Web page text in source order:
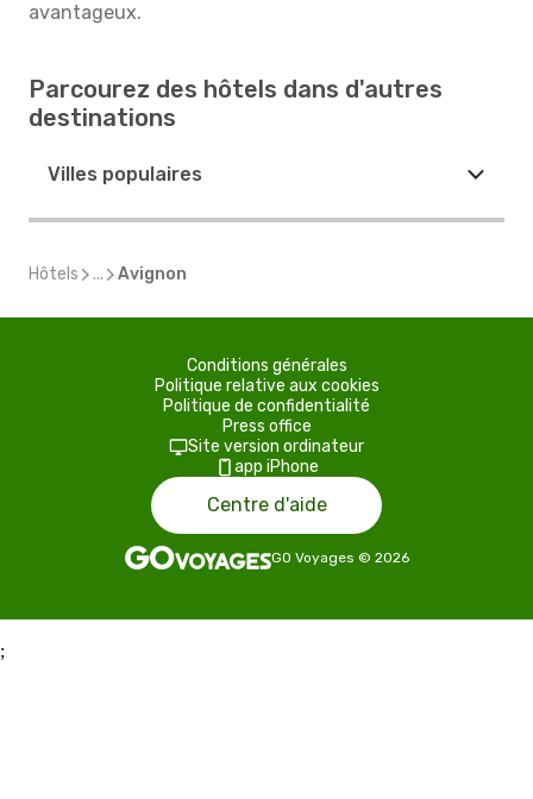
avantageux.
Parcourez des hôtels dans d'autres
destinations
Villes populaires
Hôtels ... Avignon
Conditions générales
Politique relative aux cookies
Politique de confidentialité
Press office
Site version ordinateur
app iPhone
Centre d'aide
GO Voyages © 2026
;